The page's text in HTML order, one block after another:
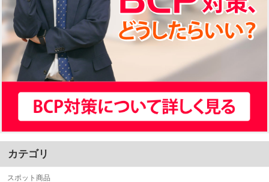
カテゴリ
スポット商品